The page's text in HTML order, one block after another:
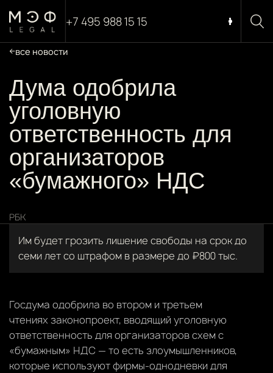
+7 495 988 15 15
все новости
Дума одобрила
уголовную
ответственность для
организаторов
«бумажного» НДС
РБК
Им будет грозить лишение свободы на срок до
семи лет со штрафом в размере до ₽800 тыс.
Госдума одобрила во втором и третьем
чтениях законопроект, вводящий уголовную
ответственность для организаторов схем с
«бумажным» НДС — то есть злоумышленников,
которые используют фирмы-однодневки для